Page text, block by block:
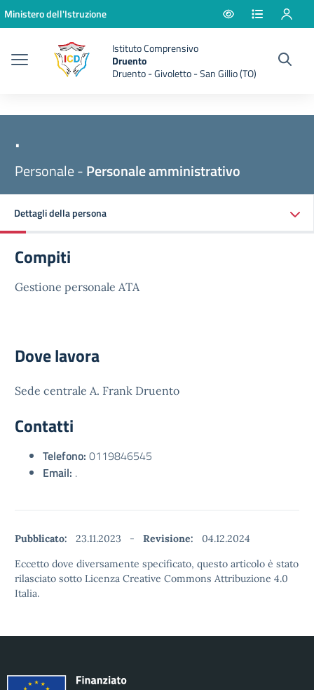
Vai ai contenuti
Vai al menu di navigazione
Vai al footer
Ministero dell'Istruzione
Istituto Comprensivo
Druento
Druento - Givoletto - San Gillio (TO)
.
Personale -Personale amministrativo
Dettagli della persona
Compiti
Gestione personale ATA
Dove lavora
Sede centrale A. Frank Druento
Contatti
Telefono: 0119846545
Email: .
Pubblicato: 23.11.2023 - Revisione:
04.12.2024
Eccetto dove diversamente specificato, questo articolo è stato
rilasciato sotto Licenza Creative Commons Attribuzione 4.0
Italia.